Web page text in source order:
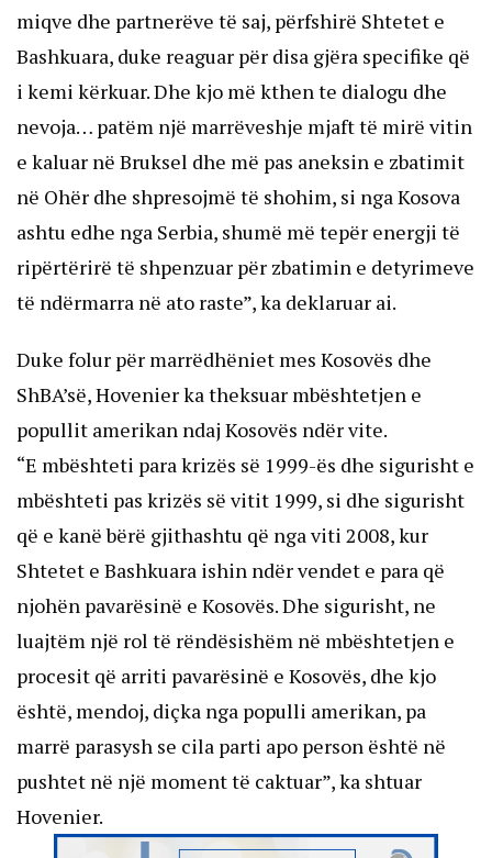
miqve dhe partnerëve të saj, përfshirë Shtetet e
Bashkuara, duke reaguar për disa gjëra specifike që
i kemi kërkuar. Dhe kjo më kthen te dialogu dhe
nevoja… patëm një marrëveshje mjaft të mirë vitin
e kaluar në Bruksel dhe më pas aneksin e zbatimit
në Ohër dhe shpresojmë të shohim, si nga Kosova
ashtu edhe nga Serbia, shumë më tepër energji të
ripërtërirë të shpenzuar për zbatimin e detyrimeve
të ndërmarra në ato raste”, ka deklaruar ai.
Duke folur për marrëdhëniet mes Kosovës dhe
ShBA’së, Hovenier ka theksuar mbështetjen e
popullit amerikan ndaj Kosovës ndër vite.
“E mbështeti para krizës së 1999-ës dhe sigurisht e
mbështeti pas krizës së vitit 1999, si dhe sigurisht
që e kanë bërë gjithashtu që nga viti 2008, kur
Shtetet e Bashkuara ishin ndër vendet e para që
njohën pavarësinë e Kosovës. Dhe sigurisht, ne
luajtëm një rol të rëndësishëm në mbështetjen e
procesit që arriti pavarësinë e Kosovës, dhe kjo
është, mendoj, diçka nga populli amerikan, pa
marrë parasysh se cila parti apo person është në
pushtet në një moment të caktuar”, ka shtuar
Hovenier.